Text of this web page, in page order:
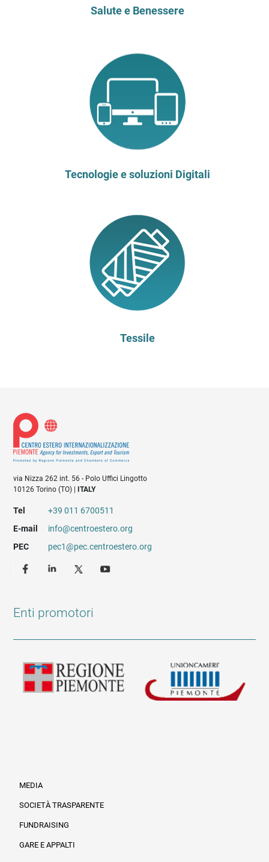
Salute e Benessere
Tecnologie e soluzioni Digitali
Tessile
via Nizza 262 int. 56 - Polo Uffici Lingotto
10126 Torino (TO) |
ITALY
Tel
+39 011 6700511
E-mail
info@centroestero.org
PEC
pec1@pec.centroestero.org
Enti promotori
MEDIA
SOCIETÀ TRASPARENTE
FUNDRAISING
GARE E APPALTI